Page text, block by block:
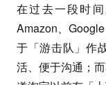
在过去一段时
Amazon、
于「游击队」作
活、便于沟通；